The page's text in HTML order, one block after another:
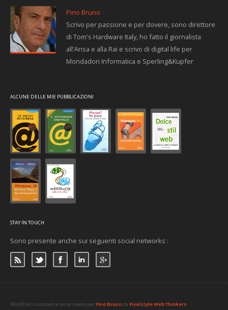
Pino Bruno
Scrivo per passione e per dovere, sono direttore
di Tom's Hardware Italy, ho fatto il giornalista
all'Ansa e alla Rai e scrivo di digital life per
Mondadori Informatica e Sperling&Kupfer
ALCUNE DELLE MIE PUBBLICAZIONI
STAY IN TOUCH
Sono presente anche sui seguenti social networks :
WordPress ospitato e tema creato perPino Brunoda Pixelstyle Web Thinkers